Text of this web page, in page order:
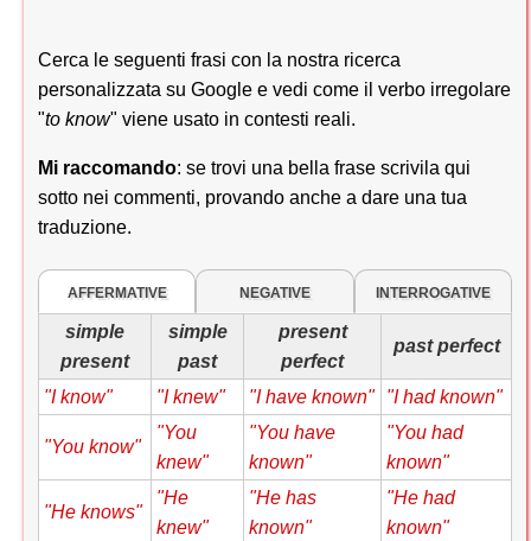
Cerca le seguenti frasi con la nostra ricerca
personalizzata su Google e vedi come il verbo irregolare
"to know" viene usato in contesti reali.
Mi raccomando: se trovi una bella frase scrivila qui
sotto nei commenti, provando anche a dare una tua
traduzione.
AFFERMATIVE NEGATIVE INTERROGATIVE
simple
present
simple
past
present
perfect
past perfect
"I know" "I knew" "I have known" "I had known"
"You know"
"You
knew"
"You have
known"
"You had
known"
"He knows"
"He
knew"
"He has
known"
"He had
known"